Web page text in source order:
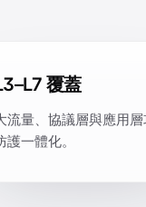
覆蓋
流量、協議層與應用
護一體化。